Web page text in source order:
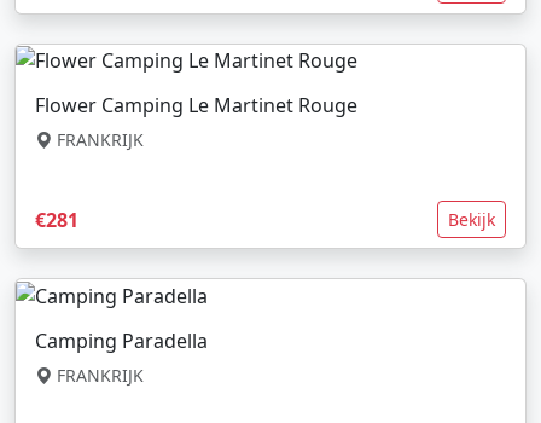
Flower Camping Le Martinet Rouge
FRANKRIJK
€281 Bekijk
Camping Paradella
FRANKRIJK